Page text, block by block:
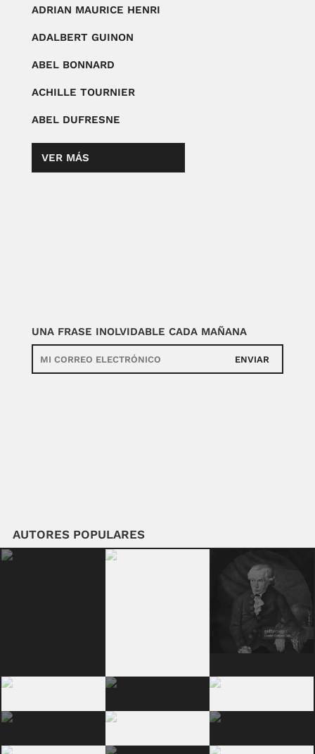
ADRIAN MAURICE HENRI
ADALBERT GUINON
ABEL BONNARD
ACHILLE TOURNIER
ABEL DUFRESNE
VER MÁS
UNA FRASE INOLVIDABLE CADA MAÑANA
ENVIAR
AUTORES POPULARES